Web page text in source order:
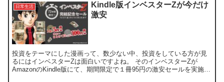
日常生活
Kindle版インベスターZが今だけ
激安
投資をテーマにした漫画って、数少ない中、投資をしている方が見
るにはインベスターZは面白いですよね。 そのインベスターZが
AmazonのKindle版にて、期間限定で１冊95円の激安セールを実施し